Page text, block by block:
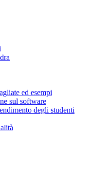
ed esempi
sul software
degli studenti